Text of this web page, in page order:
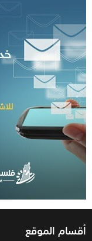
أقسام الموقع